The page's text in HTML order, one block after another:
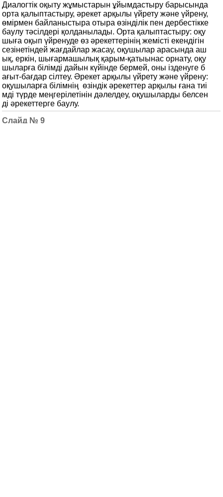
Диалогтік оқыту жұмыстарын ұйымдастыру барысында
орта қалыптастыру, әрекет арқылы үйрету және үйрену,
өмірмен байланыстыра отыра өзінділік пен дербестікке
баулу тәсілдері қолданылады. Орта қалыптастыру: оқу
шыға оқып үйренуде өз әрекеттерінің жемісті екендігін
сезінетіндей жағдайлар жасау, оқушылар арасында аш
ық, еркін, шығармашылық қарым-қатыынас орнату, оқу
шыларға білімді дайын күйінде бермей, оны ізденуге б
ағыт-бағдар сілтеу. Әрекет арқылы үйрету және үйрену:
оқушыларға білімнің өзіндік әрекеттер арқылы ғана тиі
мді түрде меңгерілетінін дәлелдеу, оқушыларды белсен
ді әрекеттерге баулу.
9